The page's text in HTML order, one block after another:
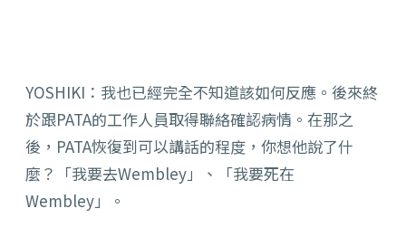
YOSHIKI：我也已經完全不知道該如何反應。後來終
於跟PATA的工作人員取得聯絡確認病情。在那之
後，PATA恢復到可以講話的程度，你想他說了什
麼？「我要去Wembley」、「我要死在
Wembley」。